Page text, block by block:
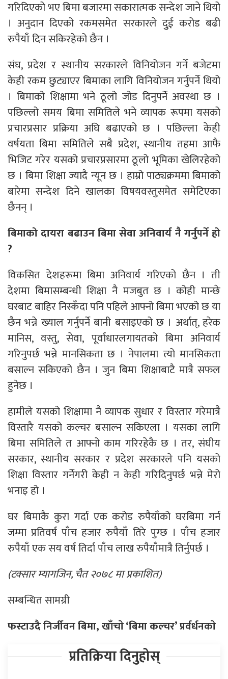
गरिदिएको भए बिमा बजारमा सकारात्मक सन्देश जाने थियो
। अनुदान दिएको रकमसमेत सरकारले दुुई करोड बढी
रुपैयाँ दिन सकिरहेको छैन ।
संघ, प्रदेश र स्थानीय सरकारले विनियोजन गर्ने बजेटमा
केही रकम छुट्याएर बिमाका लागि विनियोजन गर्नुपर्ने थियो
। बिमाको शिक्षामा भने ठूलो जोड दिनुपर्ने अवस्था छ ।
पछिल्लो समय बिमा समितिले भने व्यापक रूपमा यसको
प्रचारप्रसार प्रक्रिया अघि बढाएको छ । पछिल्ला केही
वर्षयता बिमा समितिले सबै प्रदेश, स्थानीय तहमा आफै
भिजिट गरेर यसको प्रचारप्रसारमा ठूलो भूमिका खेलिरहेको
छ । बिमा शिक्षा ज्यादै न्यून छ । हाम्रो पाठ्यक्रममा बिमाको
बारेमा सन्देश दिने खालका विषयवस्तुसमेत समेटिएका
छैनन् ।
बिमाको दायरा बढाउन बिमा सेवा अनिवार्य नै गर्नुपर्ने हो
?
विकसित देशहरूमा बिमा अनिवार्य गरिएको छैन । ती
देशमा बिमासम्बन्धी शिक्षा नै मजबुत छ । कोही मान्छे
घरबाट बाहिर निस्कँदा पनि पहिले आफ्नो बिमा भएको छ या
छैन भन्ने ख्याल गर्नुपर्ने बानी बसाइएको छ । अर्थात्, हरेक
मानिस, वस्तु, सेवा, पूर्वाधारलगायतको बिमा अनिवार्य
गरिनुपर्छ भन्ने मानसिकता छ । नेपालमा त्यो मानसिकता
बसाल्न सकिएको छैन । जुन बिमा शिक्षाबाटै मात्रै सफल
हुनेछ ।
हामीले यसको शिक्षामा नै व्यापक सुधार र विस्तार गरेमात्रै
विस्तारै यसको कल्चर बसाल्न सकिएला । यसका लागि
बिमा समितिले त आफ्नो काम गरिरहेकै छ । तर, संघीय
सरकार, स्थानीय सरकार र प्रदेश सरकारले पनि यसको
शिक्षा विस्तार गर्नेगरी केही न केही गरिदिनुपर्छ भन्ने मेरो
भनाइ हो ।
घर बिमाकै कुरा गर्दा एक करोड रुपैयाँको घरबिमा गर्न
जम्मा प्रतिवर्ष पाँच हजार रुपैयाँ तिरे पुग्छ । पाँच हजार
रुपैयाँ एक सय वर्ष तिर्दा पाँच लाख रुपैयाँमात्रै तिर्नुपर्छ ।
(टक्सार म्यागजिन, चैत २०७८ मा प्रकाशित)
सम्बन्धित सामग्री
फस्टाउदै निर्जीवन बिमा, खाँचाे ‘बिमा कल्चर’ प्रर्वर्धनकाे
प्रतिक्रिया दिनुहोस्